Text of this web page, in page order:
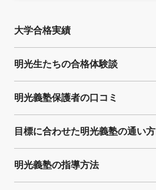
大学合格実績
明光生たちの合格体験談
明光義塾保護者の口コミ
目標に合わせた明光義塾の通い方
明光義塾の指導方法